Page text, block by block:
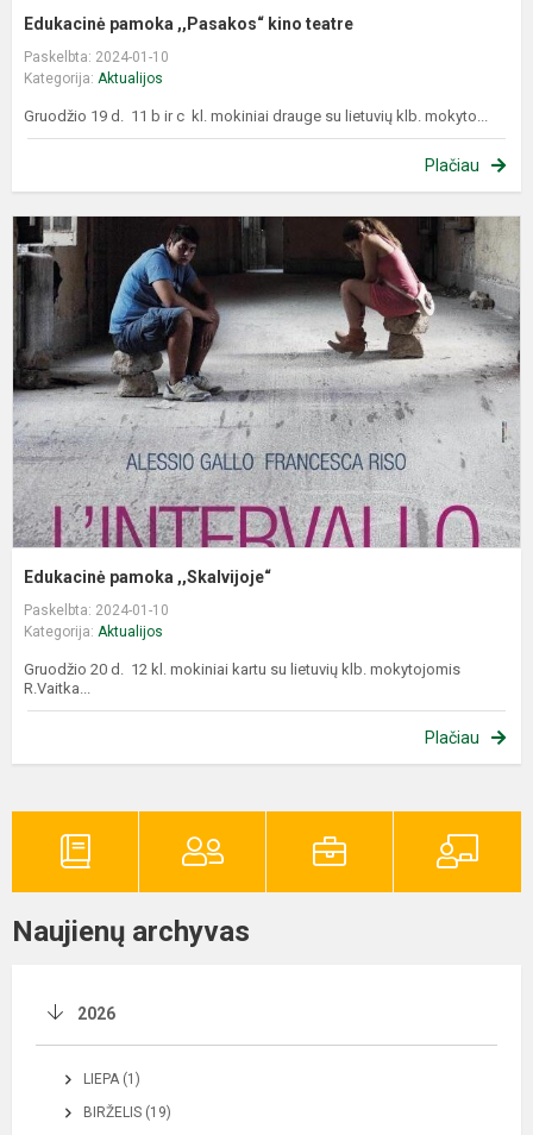
Edukacinė pamoka ,,Pasakos“ kino teatre
Paskelbta: 2024-01-10
Kategorija: Aktualijos
Gruodžio 19 d. 11 b ir c kl. mokiniai drauge su lietuvių klb. mokyto...
Plačiau
Edukacinė pamoka ,,Skalvijoje“
Paskelbta: 2024-01-10
Kategorija: Aktualijos
Gruodžio 20 d. 12 kl. mokiniai kartu su lietuvių klb. mokytojomis
R.Vaitka...
Plačiau
Naujienų archyvas
2026
LIEPA (1)
BIRŽELIS (19)